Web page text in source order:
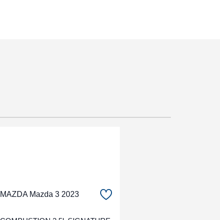
MAZDA Mazda 3 2023